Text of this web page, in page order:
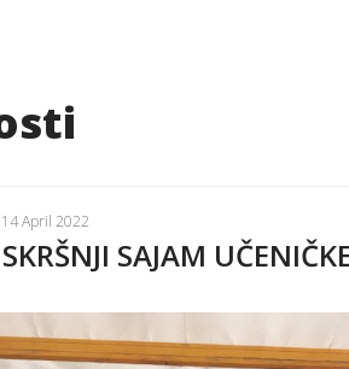
14 April 2022
SAJAM